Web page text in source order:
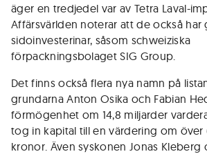
äger en tredjedel var av Tetra Laval-
Affärsvärlden noterar att de också har
sidoinvesterinar, såsom schweiziska
förpackningsbolaget SIG Group.
Det finns också flera nya namn på
grundarna Anton Osika och Fabian
förmögenhet om 14,8 miljarder
tog in kapital till en värdering om över
kronor. Även syskonen Jonas Kleberg